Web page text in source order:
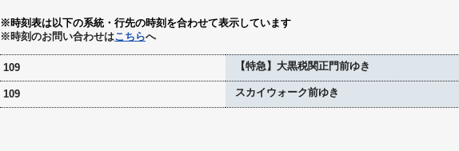
※時刻表は以下の系統・行先の時刻を合わせて表示しています
※時刻のお問い合わせはこちらへ
109 【特急】大黒税関正門前ゆき
109 スカイウォーク前ゆき